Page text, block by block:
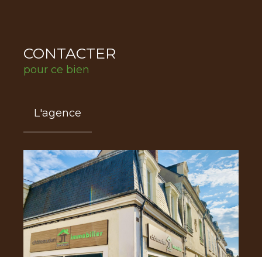
CONTACTER
pour ce bien
L'agence